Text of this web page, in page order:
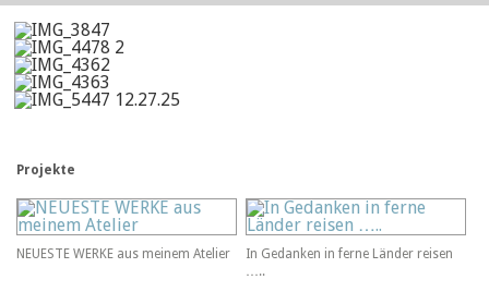
Projekte
NEUESTE WERKE aus meinem Atelier
In Gedanken in ferne Länder reisen
…..